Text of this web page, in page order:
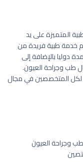
المتميزة على يد
خدمة طبية فريدة من
دوليا بالإضافة إلى
طب وجراحة العيون.
لكل المتخصصين في مجال
وجراحة العيون